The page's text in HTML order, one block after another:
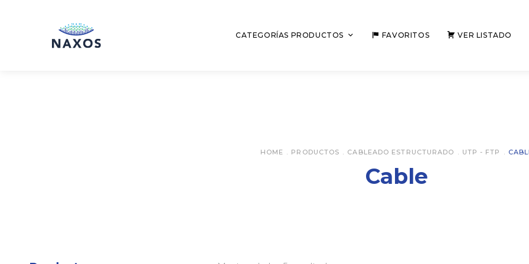
CATEGORÍAS PRODUCTOS FAVORITOS VER LISTADO
Cable
HOME . PRODUCTOS . CABLEADO ESTRUCTURADO . UTP - FTP .